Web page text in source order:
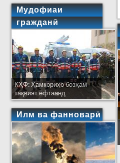
Мудофиаи
гражданӣ
КҲФ: Ҳамкориҳо бозҳам
тақвият ёфтаанд
Илм ва фанноварӣ